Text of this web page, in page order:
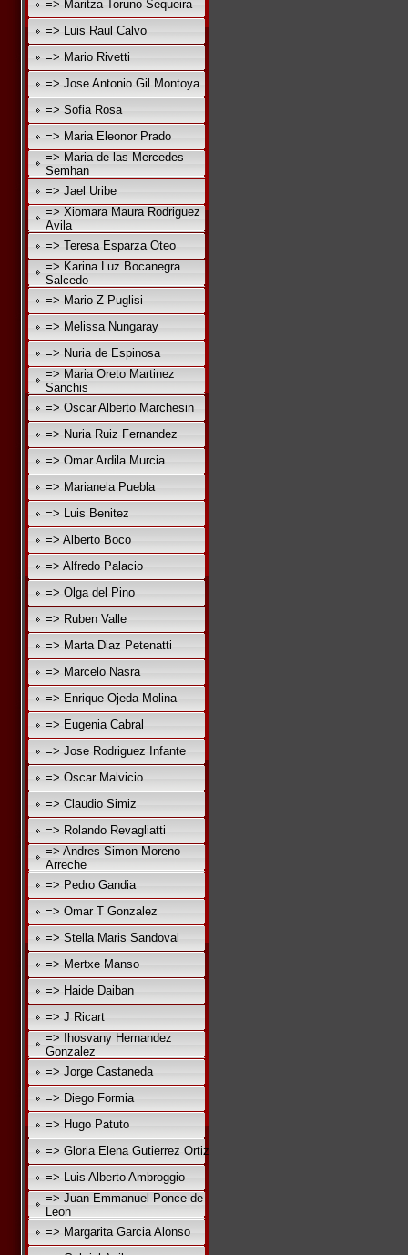
=> Maritza Toruno Sequeira
=> Luis Raul Calvo
=> Mario Rivetti
=> Jose Antonio Gil Montoya
=> Sofia Rosa
=> Maria Eleonor Prado
=> Maria de las Mercedes
Semhan
=> Jael Uribe
=> Xiomara Maura Rodriguez
Avila
=> Teresa Esparza Oteo
=> Karina Luz Bocanegra
Salcedo
=> Mario Z Puglisi
=> Melissa Nungaray
=> Nuria de Espinosa
=> Maria Oreto Martinez
Sanchis
=> Oscar Alberto Marchesin
=> Nuria Ruiz Fernandez
=> Omar Ardila Murcia
=> Marianela Puebla
=> Luis Benitez
=> Alberto Boco
=> Alfredo Palacio
=> Olga del Pino
=> Ruben Valle
=> Marta Diaz Petenatti
=> Marcelo Nasra
=> Enrique Ojeda Molina
=> Eugenia Cabral
=> Jose Rodriguez Infante
=> Oscar Malvicio
=> Claudio Simiz
=> Rolando Revagliatti
=> Andres Simon Moreno
Arreche
=> Pedro Gandia
=> Omar T Gonzalez
=> Stella Maris Sandoval
=> Mertxe Manso
=> Haide Daiban
=> J Ricart
=> Ihosvany Hernandez
Gonzalez
=> Jorge Castaneda
=> Diego Formia
=> Hugo Patuto
=> Gloria Elena Gutierrez Ortiz
=> Luis Alberto Ambroggio
=> Juan Emmanuel Ponce de
Leon
=> Margarita Garcia Alonso